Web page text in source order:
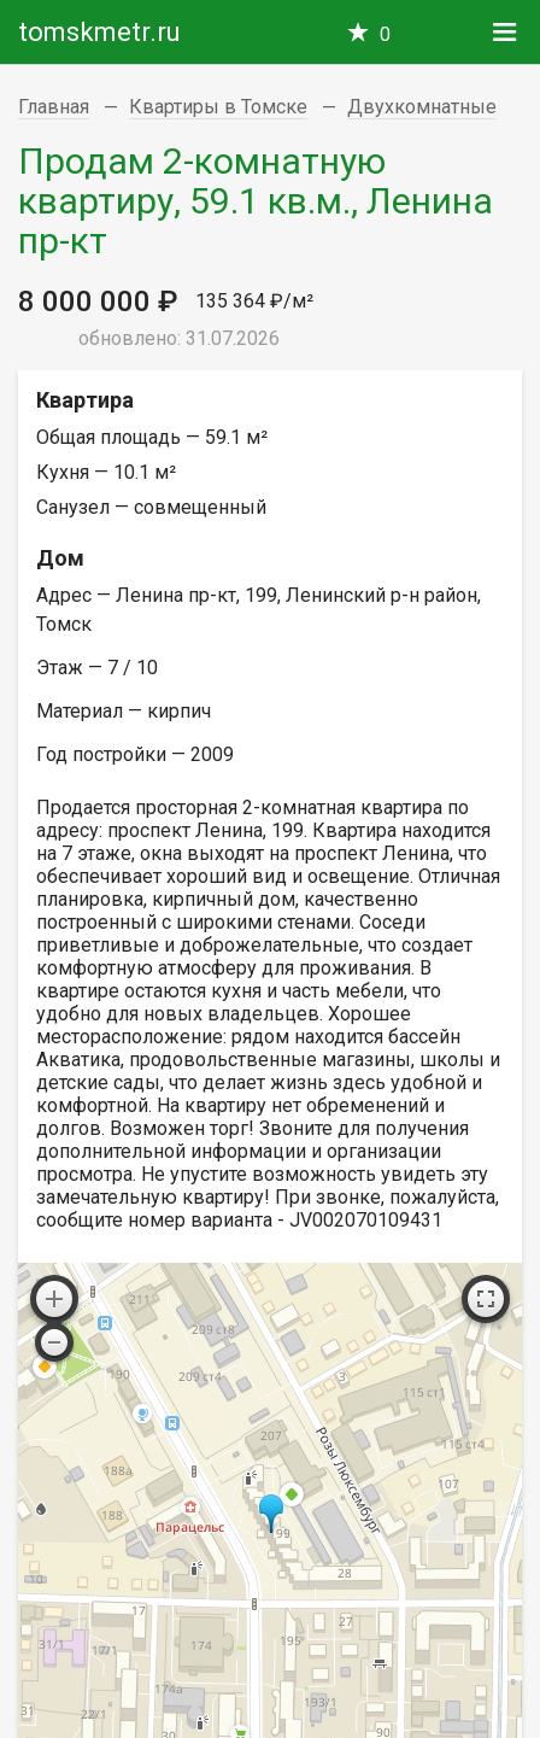
tomskmetr.ru 0
Главная Квартиры в Томске Двухкомнатные
Продам 2-комнатную
квартиру, 59.1 кв.м., Ленина
пр-кт
8 000 000 ₽
135 364 ₽/м²
обновлено: 31.07.2026
Квартира
Общая площадь — 59.1 м²
Кухня — 10.1 м²
Санузел — совмещенный
Дом
Адрес — Ленина пр-кт, 199, Ленинский р-н район,
Томск
Этаж — 7 / 10
Материал — кирпич
Год постройки — 2009
Продается просторная 2-комнатная квартира по
адресу: проспект Ленина, 199. Квартира находится
на 7 этаже, окна выходят на проспект Ленина, что
обеспечивает хороший вид и освещение. Отличная
планировка, кирпичный дом, качественно
построенный с широкими стенами. Соседи
приветливые и доброжелательные, что создает
комфортную атмосферу для проживания. В
квартире остаются кухня и часть мебели, что
удобно для новых владельцев. Хорошее
месторасположение: рядом находится бассейн
Акватика, продовольственные магазины, школы и
детские сады, что делает жизнь здесь удобной и
комфортной. На квартиру нет обременений и
долгов. Возможен торг! Звоните для получения
дополнительной информации и организации
просмотра. Не упустите возможность увидеть эту
замечательную квартиру! При звонке, пожалуйста,
сообщите номер варианта - JV002070109431